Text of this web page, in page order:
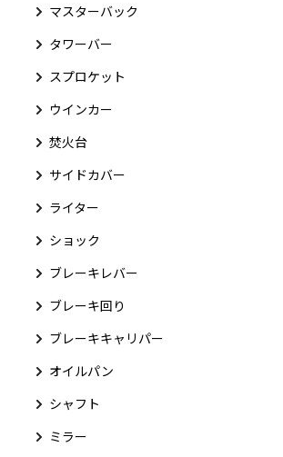
マスターバック
タワーバー
スプロケット
ウインカー
焚火台
サイドカバー
ライター
ショック
ブレーキレバー
ブレーキ回り
ブレーキキャリパー
オイルパン
シャフト
ミラー